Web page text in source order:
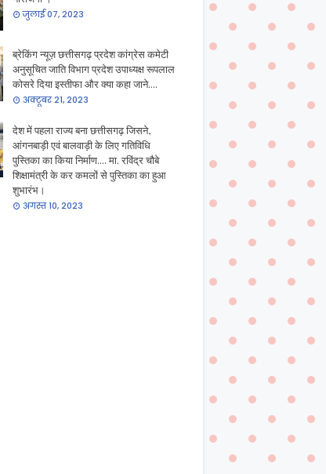
जुलाई 07, 2023
ब्रेकिंग न्यूज़ छत्तीसगढ़ प्रदेश कांग्रेस कमेटी
अनुसूचित जाति विभाग प्रदेश उपाध्यक्ष रूपलाल
कोसरे दिया इस्तीफा और क्या कहा जाने....
अक्टूबर 21, 2023
देश में पहला राज्य बना छत्तीसगढ़ जिसने,
आंगनबाड़ी एवं बालवाड़ी के लिए गतिविधि
पुस्तिका का किया निर्माण.... मा. रविंद्र चौबे
शिक्षामंत्री के कर कमलों से पुस्तिका का हुआ
शुभारंभ।
अगस्त 10, 2023